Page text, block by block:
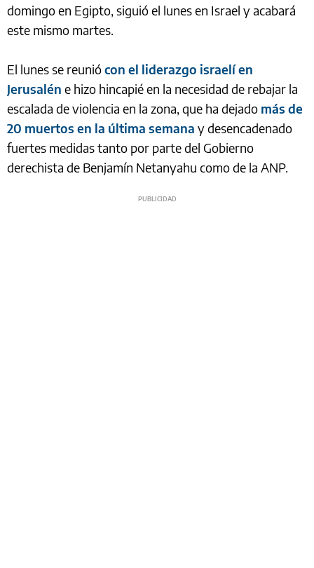
domingo en Egipto, siguió el lunes en Israel y acabará
este mismo martes.
El lunes se reuniócon el liderazgo israelí en
Jerusalén e hizo hincapié en la necesidad de rebajar la
escalada de violencia en la zona, que ha dejado más de
20 muertos en la última semana y desencadenado
fuertes medidas tanto por parte del Gobierno
derechista de Benjamín Netanyahu como de la ANP.